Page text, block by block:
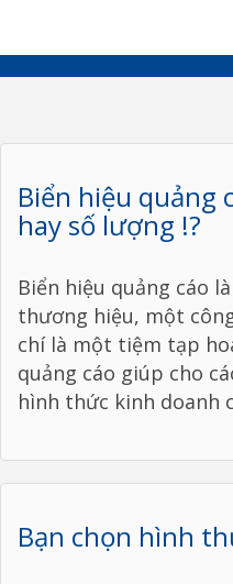
Biển hiệu quảng
hay số lượng !?
Biển hiệu quảng cáo
thương hiệu, một
chí là một tiệm tạp
quảng cáo giúp cho
hình thức kinh doanh
Bạn chọn hình